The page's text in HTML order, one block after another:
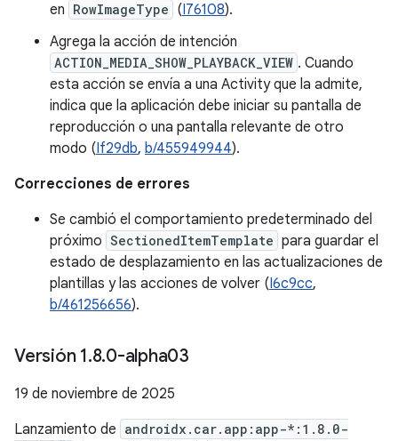
en RowImageType (I76108).
Agrega la acción de intención
ACTION_MEDIA_SHOW_PLAYBACK_VIEW . Cuando
esta acción se envía a una Activity que la admite,
indica que la aplicación debe iniciar su pantalla de
reproducción o una pantalla relevante de otro
modo (If29db, b/455949944).
Correcciones de errores
Se cambió el comportamiento predeterminado del
próximo SectionedItemTemplate para guardar el
estado de desplazamiento en las actualizaciones de
plantillas y las acciones de volver (I6c9cc,
b/461256656).
Versión 1.8.0-alpha03
19 de noviembre de 2025
Lanzamiento de androidx.car.app:app-*:1.8.0-